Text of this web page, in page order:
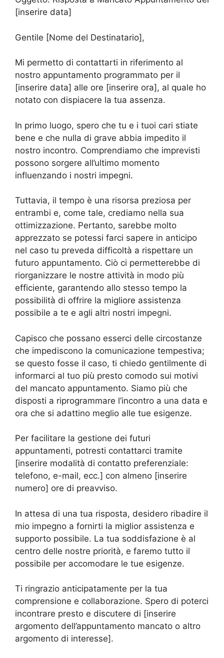
[inserire data]
Gentile [Nome del Destinatario],
Mi permetto di contattarti in riferimento al
nostro appuntamento programmato per il
[inserire data] alle ore [inserire ora], al quale ho
notato con dispiacere la tua assenza.
In primo luogo, spero che tu e i tuoi cari stiate
bene e che nulla di grave abbia impedito il
nostro incontro. Comprendiamo che imprevisti
possono sorgere all’ultimo momento
influenzando i nostri impegni.
Tuttavia, il tempo è una risorsa preziosa per
entrambi e, come tale, crediamo nella sua
ottimizzazione. Pertanto, sarebbe molto
apprezzato se potessi farci sapere in anticipo
nel caso tu preveda difficoltà a rispettare un
futuro appuntamento. Ciò ci permetterebbe di
riorganizzare le nostre attività in modo più
efficiente, garantendo allo stesso tempo la
possibilità di offrire la migliore assistenza
possibile a te e agli altri nostri impegni.
Capisco che possano esserci delle circostanze
che impediscono la comunicazione tempestiva;
se questo fosse il caso, ti chiedo gentilmente di
informarci al tuo più presto comodo sui motivi
del mancato appuntamento. Siamo più che
disposti a riprogrammare l’incontro a una data e
ora che si adattino meglio alle tue esigenze.
Per facilitare la gestione dei futuri
appuntamenti, potresti contattarci tramite
[inserire modalità di contatto preferenziale:
telefono, e-mail, ecc.] con almeno [inserire
numero] ore di preavviso.
In attesa di una tua risposta, desidero ribadire il
mio impegno a fornirti la miglior assistenza e
supporto possibile. La tua soddisfazione è al
centro delle nostre priorità, e faremo tutto il
possibile per accomodare le tue esigenze.
Ti ringrazio anticipatamente per la tua
comprensione e collaborazione. Spero di poterci
incontrare presto e discutere di [inserire
argomento dell’appuntamento mancato o altro
argomento di interesse].